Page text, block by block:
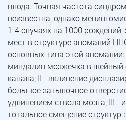
плода. Точная частота
неизвестна, однако
1-4 случаях на 1000
мест в структуре аномалий
основных типа этой
миндалин мозжечка в шейный
канала; II - вклинение
большое затылочное
удлинением ствола мозга; III -
тотальное смещение структур